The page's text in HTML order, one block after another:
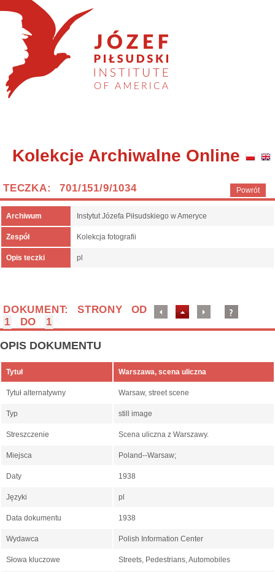
Kolekcje Archiwalne Online
Powrót
TECZKA: 701/151/9/1034
Archiwum Instytut Józefa Piłsudskiego w Ameryce
Zespół Kolekcja fotografii
Opis teczki pl
DOKUMENT: STRONY OD
1
DO 1
OPIS DOKUMENTU
Tytuł Warszawa, scena uliczna
Tytuł alternatywny Warsaw, street scene
Typ still image
Streszczenie Scena uliczna z Warszawy.
Miejsca Poland--Warsaw;
Daty 1938
Języki pl
Data dokumentu 1938
Wydawca Polish Information Center
Słowa kluczowe Streets, Pedestrians, Automobiles